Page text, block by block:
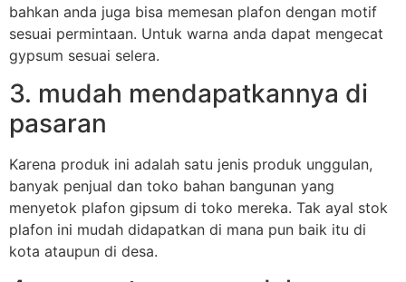
bahkan anda juga bisa memesan plafon dengan motif
sesuai permintaan. Untuk warna anda dapat mengecat
gypsum sesuai selera.
3. mudah mendapatkannya di
pasaran
Karena produk ini adalah satu jenis produk unggulan,
banyak penjual dan toko bahan bangunan yang
menyetok plafon gipsum di toko mereka. Tak ayal stok
plafon ini mudah didapatkan di mana pun baik itu di
kota ataupun di desa.